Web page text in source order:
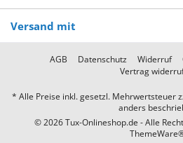
Versand mit
AGB Datenschutz Widerruf
Vertrag
* Alle Preise inkl. gesetzl. Mehrwertsteuer
anders
© 2026 Tux-Onlineshop.de - Alle